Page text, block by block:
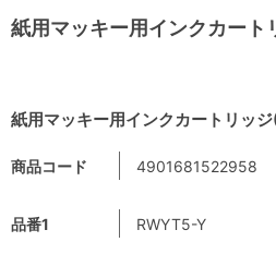
紙用マッキー用インクカー
紙用マッキー用インクカートリッ
商品コード 4901681522958
品番1 RWYT5-Y